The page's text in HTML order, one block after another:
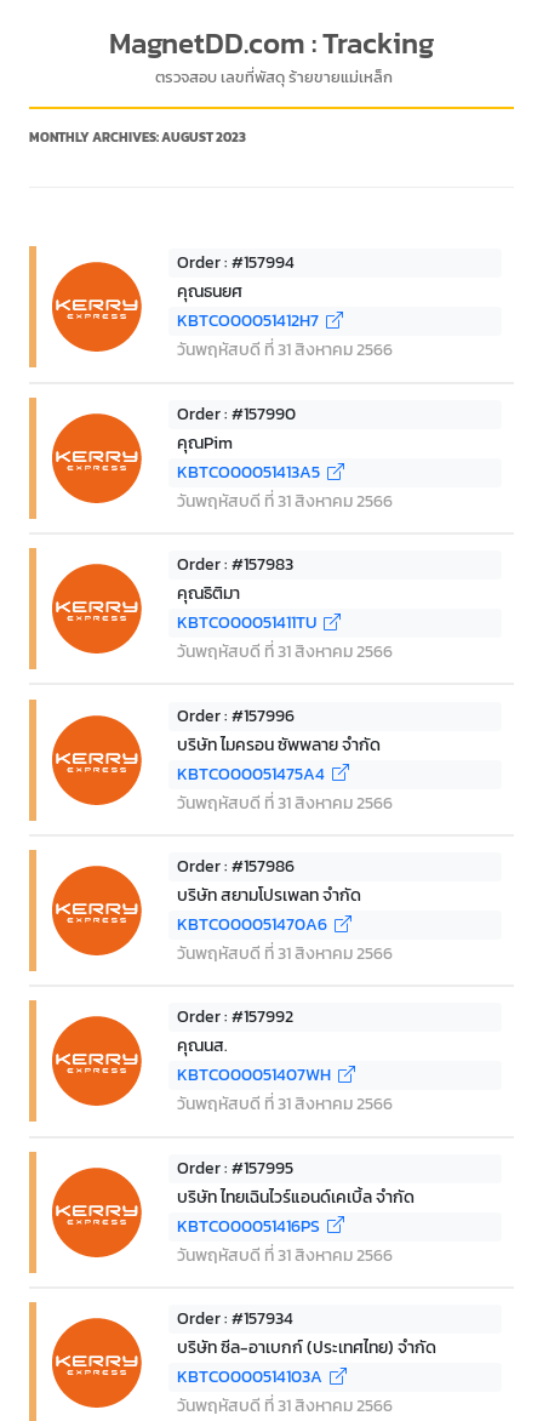
MagnetDD.com : Tracking
ตรวจสอบ เลขที่พัสดุ ร้ายขายแม่เหล็ก
MONTHLY ARCHIVES:AUGUST 2023
Order : #157994
คุณธนยศ
KBTCO00051412H7
วันพฤหัสบดี ที่ 31 สิงหาคม 2566
Order : #157990
คุณPim
KBTCO00051413A5
วันพฤหัสบดี ที่ 31 สิงหาคม 2566
Order : #157983
คุณธิติมา
KBTCO00051411TU
วันพฤหัสบดี ที่ 31 สิงหาคม 2566
Order : #157996
บริษัท ไมครอน ซัพพลาย จำกัด
KBTCO00051475A4
วันพฤหัสบดี ที่ 31 สิงหาคม 2566
Order : #157986
บริษัท สยามโปรเพลท จำกัด
KBTCO00051470A6
วันพฤหัสบดี ที่ 31 สิงหาคม 2566
Order : #157992
คุณนส.
KBTCO00051407WH
วันพฤหัสบดี ที่ 31 สิงหาคม 2566
Order : #157995
บริษัท ไทยเฉินไวร์แอนด์เคเบิ้ล จำกัด
KBTCO00051416PS
วันพฤหัสบดี ที่ 31 สิงหาคม 2566
Order : #157934
บริษัท ซีล-อาเบกก์ (ประเทศไทย) จำกัด
KBTCO000514103A
วันพฤหัสบดี ที่ 31 สิงหาคม 2566